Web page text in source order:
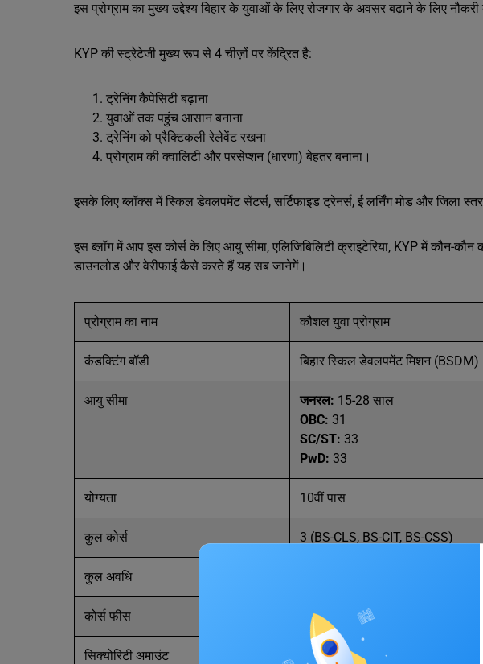
इस प्रोग्राम का मुख्य उद्देश्य बिहार के युवाओं के लिए रोजगार के अवसर बढ़ाने के लिए
KYP की स्ट्रेटेजी मुख्य रूप से 4 चीज़ों पर केंद्रित है:
ट्रेनिंग कैपेसिटी बढ़ाना
युवाओं तक पहुंच आसान बनाना
ट्रेनिंग को प्रैक्टिकली रेलेवेंट रखना
प्रोग्राम की क्वालिटी और परसेप्शन (धारणा) बेहतर बनाना।
इसके लिए ब्लॉक्स में स्किल डेवलपमेंट सेंटर्स, सर्टिफाइड ट्रेनर्स, ई लर्निंग मोड और जिला
इस ब्लॉग में आप इस कोर्स के लिए आयु सीमा, एलिजिबिलिटी क्राइटेरिया, KYP में कौन-कौन
डाउनलोड और वेरीफाई कैसे करते हैं यह सब जानेगें।
प्रोग्राम का नाम कौशल युवा प्रोग्राम
कंडक्टिंग बॉडी बिहार स्किल डेवलपमेंट मिशन (BSDM)
आयु सीमा जनरल: 15-28 साल
OBC: 31
SC/ST: 33
PwD: 33
योग्यता 10वीं पास
कुल कोर्स 3 (BS-CLS, BS-CIT, BS-CSS)
कुल अवधि
कोर्स फीस फ्री
सिक्योरिटी अमाउंट एडमिशन के समय INR 1000 (रिफंडेबल)